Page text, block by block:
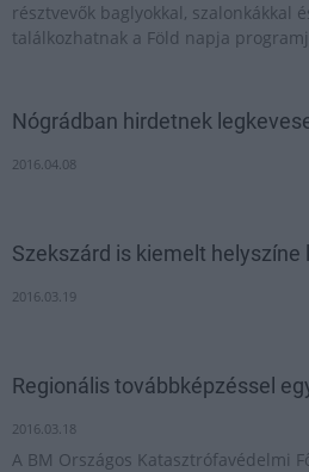
résztvevők baglyokkal, szalonkákkal
találkozhatnak a Föld napja
Nógrádban hirdetnek
2016.04.08
Szekszárd is kiemelt helyszíne
2016.03.19
Regionális továbbképzéssel
2016.03.18
A BM Országos Katasztrófavédelmi